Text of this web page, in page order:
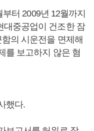
터 2009년 12월까지
대중공업이 건조한 잠
의 시운전을 면제해
를 보고하지 않은 혐
했다.